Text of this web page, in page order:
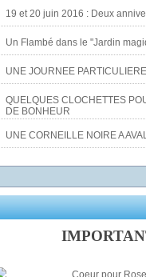
19 et 20 juin 2016 : Deux
Un Flambé dans le "Jardin
UNE JOURNEE PARTICULIERE
QUELQUES CLOCHETTES
DE BONHEUR
UNE CORNEILLE NOIRE A